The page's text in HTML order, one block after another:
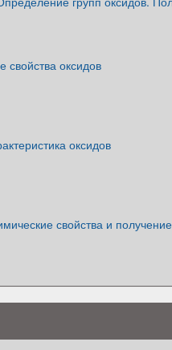
свойства оксидов
оксидов
свойства и